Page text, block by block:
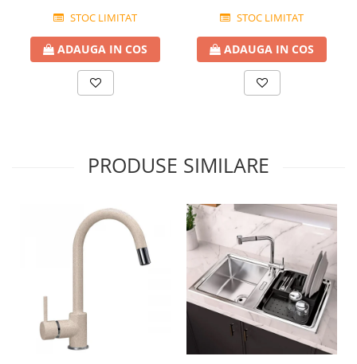
STOC LIMITAT
ADAUGA IN COS
STOC LIMITAT
ADAUGA IN COS
PRODUSE SIMILARE